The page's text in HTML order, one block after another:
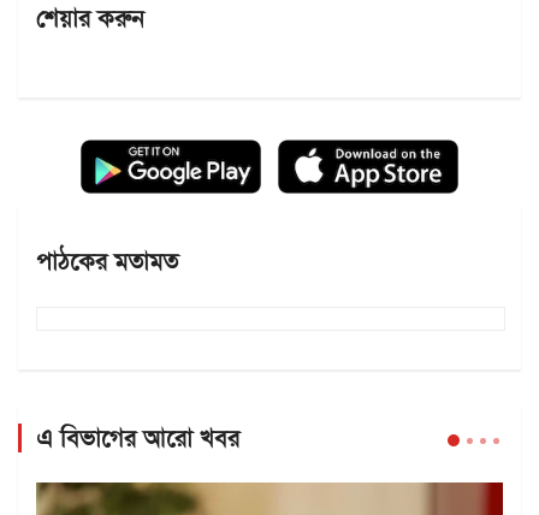
শেয়ার করুন
পাঠকের মতামত
এ বিভাগের আরো খবর